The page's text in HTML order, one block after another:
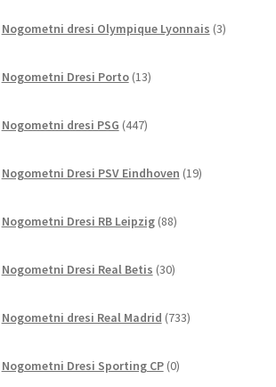
Nogometni dresi Olympique Lyonnais 3izdelki
Nogometni Dresi Porto 13izdelkov
Nogometni dresi PSG 447izdelkov
Nogometni Dresi PSV Eindhoven 19izdelkov
Nogometni Dresi RB Leipzig 88izdelkov
Nogometni Dresi Real Betis 30izdelkov
Nogometni dresi Real Madrid 733izdelkov
Nogometni Dresi Sporting CP 0izdelkov